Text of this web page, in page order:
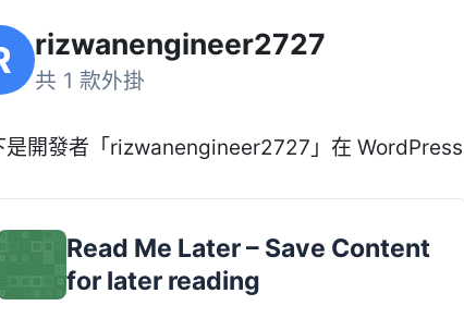
rizwanengineer2727
共 1 款外掛
是開發者「rizwanengineer2727」在
Read Me Later – Save Content
for later reading